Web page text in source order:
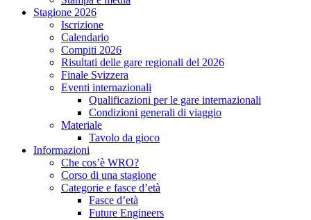
Stagione 2026
Iscrizione
Calendario
Compiti 2026
Risultati delle gare regionali del 2026
Finale Svizzera
Eventi internazionali
Qualificazioni per le gare internazionali
Condizioni generali di viaggio
Materiale
Tavolo da gioco
Informazioni
Che cos’è WRO?
Corso di una stagione
Categorie e fasce d’età
Fasce d’età
Future Engineers